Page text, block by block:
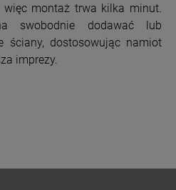
więc montaż trwa kilka minut.
swobodnie dodawać lub
ściany, dostosowując namiot
imprezy.